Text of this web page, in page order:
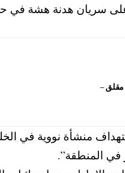
على سريان هدنة هشة في
مقلق –
منشأة نووية في
في المنطقة”.